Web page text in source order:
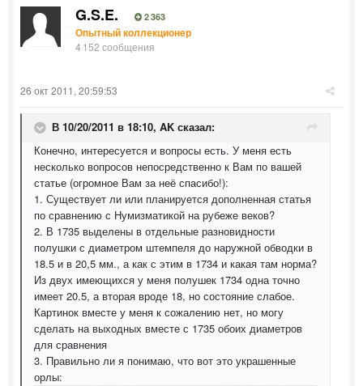
G.S.E. 2 363
Опытный коллекционер
4 152 сообщения
26 окт 2011, 20:59:53
В 10/20/2011 в 18:10, AK сказал:
Конечно, интересуется и вопросы есть. У меня есть
несколько вопросов непосредственно к Вам по вашей
статье (огромное Вам за неё спасибо!):
1. Существует ли или планируется дополненная статья
по сравнению с Нумизматикой на рубеже веков?
2. В 1735 выделены в отдельные разновидности
полушки с диаметром штемпеля до наружной обводки в
18.5 и в 20,5 мм., а как с этим в 1734 и какая там норма?
Из двух имеющихся у меня полушек 1734 одна точно
имеет 20.5, а вторая вроде 18, но состояние слабое.
Картинок вместе у меня к сожалению нет, но могу
сделать на выходных вместе с 1735 обоих диаметров
для сравнения
3. Правильно ли я понимаю, что вот это украшенные
орлы: